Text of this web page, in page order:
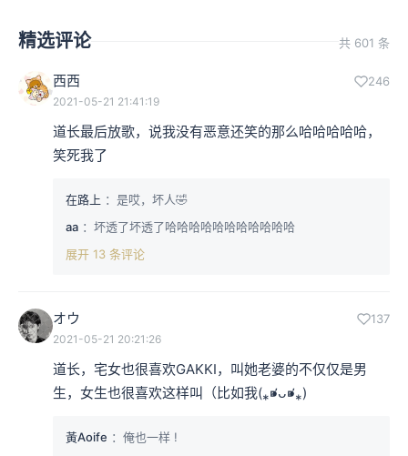
精选评论 共 601 条
西西 246
2021-05-21 21:41:19
道长最后放歌，说我没有恶意还笑的那么哈哈哈哈哈，
笑死我了
在路上 ：是哎，坏人🤣
aa ：坏透了坏透了哈哈哈哈哈哈哈哈哈哈哈
展开 13 条评论
オウ 137
2021-05-21 20:21:26
道长，宅女也很喜欢GAKKI，叫她老婆的不仅仅是男
生，女生也很喜欢这样叫（比如我(⁎⁍̴̛ᴗ⁍̴̛⁎)
黃Aoife ：俺也一样 !